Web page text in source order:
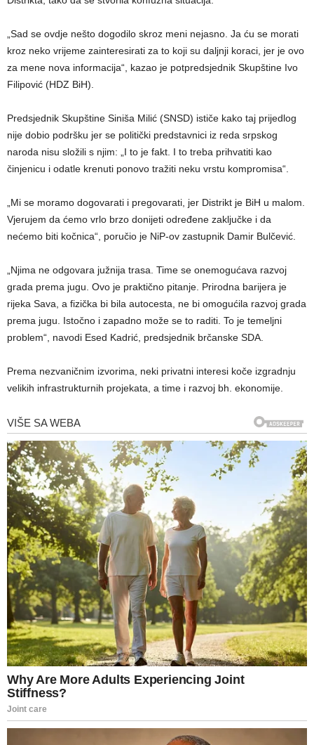
„Sad se ovdje nešto dogodilo skroz meni nejasno. Ja ću se morati
kroz neko vrijeme zainteresirati za to koji su daljnji koraci, jer je ovo
za mene nova informacija“, kazao je potpredsjednik Skupštine Ivo
Filipović (HDZ BiH).
Predsjednik Skupštine Siniša Milić (SNSD) ističe kako taj prijedlog
nije dobio podršku jer se politički predstavnici iz reda srpskog
naroda nisu složili s njim: „I to je fakt. I to treba prihvatiti kao
činjenicu i odatle krenuti ponovo tražiti neku vrstu kompromisa“.
„Mi se moramo dogovarati i pregovarati, jer Distrikt je BiH u malom.
Vjerujem da ćemo vrlo brzo donijeti određene zaključke i da
nećemo biti kočnica“, poručio je NiP-ov zastupnik Damir Bulčević.
„Njima ne odgovara južnija trasa. Time se onemogućava razvoj
grada prema jugu. Ovo je praktično pitanje. Prirodna barijera je
rijeka Sava, a fizička bi bila autocesta, ne bi omogućila razvoj grada
prema jugu. Istočno i zapadno može se to raditi. To je temeljni
problem“, navodi Esed Kadrić, predsjednik brčanske SDA.
Prema nezvaničnim izvorima, neki privatni interesi koče izgradnju
velikih infrastrukturnih projekata, a time i razvoj bh. ekonomije.